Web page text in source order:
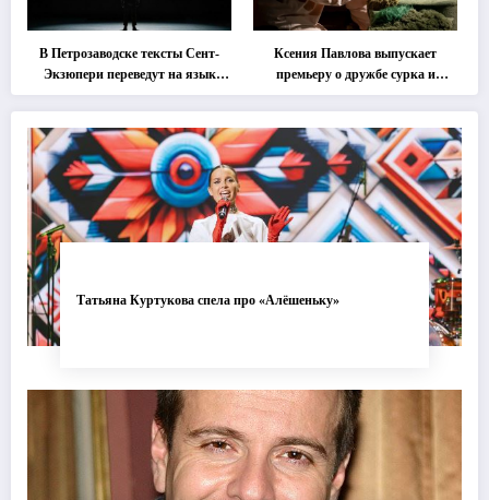
В Петрозаводске тексты Сент-
Экзюпери переведут на язык
современной хореографии
Ксения Павлова выпускает
премьеру о дружбе сурка и
одуванчика
Татьяна Куртукова спела про «Алёшеньку»